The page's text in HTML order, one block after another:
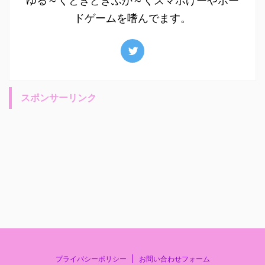
ドゲームを嗜んでます。
スポンサーリンク
プライバシーポリシー お問い合わせフォーム